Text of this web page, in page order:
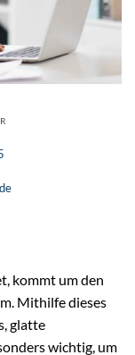
kommt um den
Mithilfe dieses
glatte
wichtig, um